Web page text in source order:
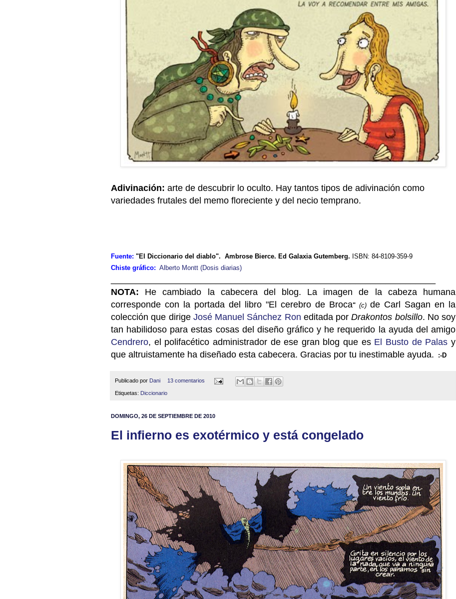
Adivinación: arte de descubrir lo oculto. Hay tantos tipos de adivinación como
variedades frutales del memo floreciente y del necio temprano.
Fuente: "El Diccionario del diablo". Ambrose Bierce. Ed Galaxia Gutemberg. ISBN: 84-8109-359-9
Chiste gráfico: Alberto Montt (Dosis diarias)
NOTA: He cambiado la cabecera del blog. La imagen de la cabeza humana
corresponde con la portada del libro "El cerebro de Broca" (c) de Carl Sagan en la
colección que dirige José Manuel Sánchez Ron editada por Drakontos bolsillo. No soy
tan habilidoso para estas cosas del diseño gráfico y he requerido la ayuda del amigo
Cendrero, el polifacético administrador de ese gran blog que es El Busto de Palas y
que altruistamente ha diseñado esta cabecera. Gracias por tu inestimable ayuda. :-D
Publicado por Dani 13 comentarios
Etiquetas: Diccionario
DOMINGO, 26 DE SEPTIEMBRE DE 2010
El infierno es exotérmico y está congelado